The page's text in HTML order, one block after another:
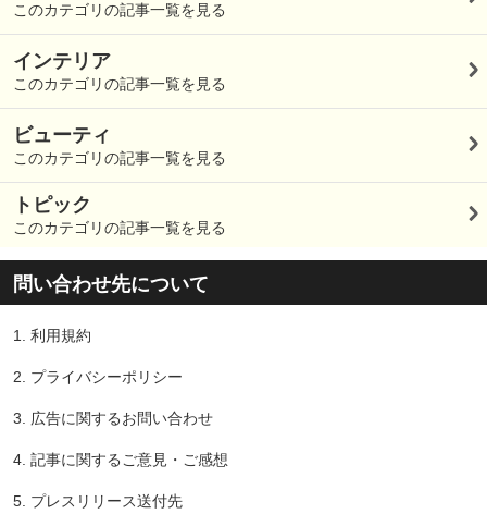
このカテゴリの記事一覧を見る
インテリア
このカテゴリの記事一覧を見る
ビューティ
このカテゴリの記事一覧を見る
トピック
このカテゴリの記事一覧を見る
問い合わせ先について
1. 利用規約
2. プライバシーポリシー
3. 広告に関するお問い合わせ
4. 記事に関するご意見・ご感想
5. プレスリリース送付先